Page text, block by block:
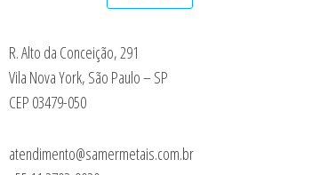
R. Alto da Conceição, 291
Vila Nova York, São Paulo – SP
CEP 03479-050
atendimento@samermetais.com.br